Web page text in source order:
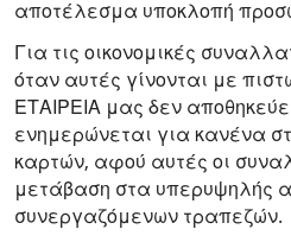
αποτέλεσμα υποκλοπή
Για τις οικονομικές
όταν αυτές γίνονται με
ΕΤΑΙΡΕΙΑ μας δεν
ενημερώνεται για κανένα
καρτών, αφού αυτές οι
μετάβαση στα υπερυψηλής
συνεργαζόμενων τραπεζών.